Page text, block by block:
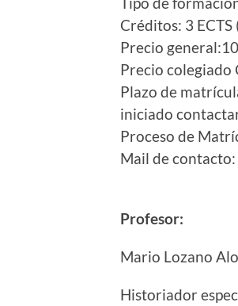
Créditos: 3 ECTS
Precio
Precio colegiado
Plazo de
iniciado
Proceso de
Mail de
Profesor:
Mario Lozano
Historiador